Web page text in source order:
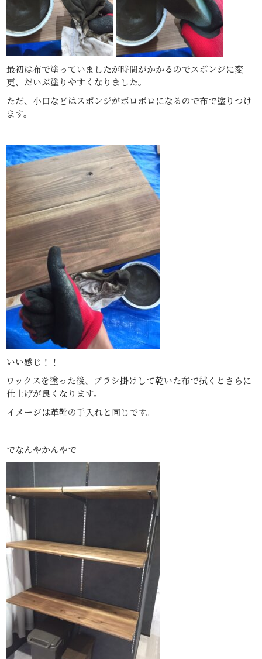
最初は布で塗っていましたが時間がかかるのでスポンジに変
更、だいぶ塗りやすくなりました。
ただ、小口などはスポンジがボロボロになるので布で塗りつけ
ます。
いい感じ！！
ワックスを塗った後、ブラシ掛けして乾いた布で拭くとさらに
仕上げが良くなります。
イメージは革靴の手入れと同じです。
でなんやかんやで